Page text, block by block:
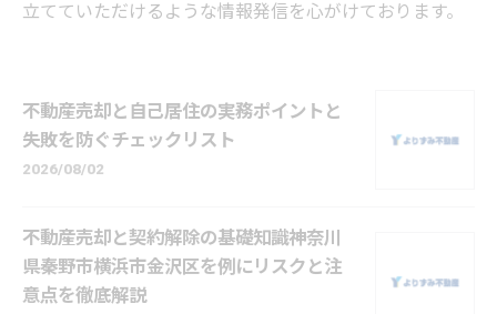
立てていただけるような情報発信を心がけております。
不動産売却と自己居住の実務ポイントと
失敗を防ぐチェックリスト
2026/08/02
不動産売却と契約解除の基礎知識神奈川
県秦野市横浜市金沢区を例にリスクと注
意点を徹底解説